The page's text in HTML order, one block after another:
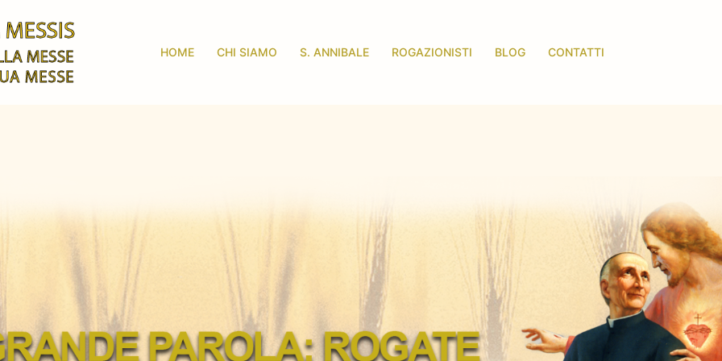
HOME CHI SIAMO S. ANNIBALE ROGAZIONISTI BLOG CONTATTI